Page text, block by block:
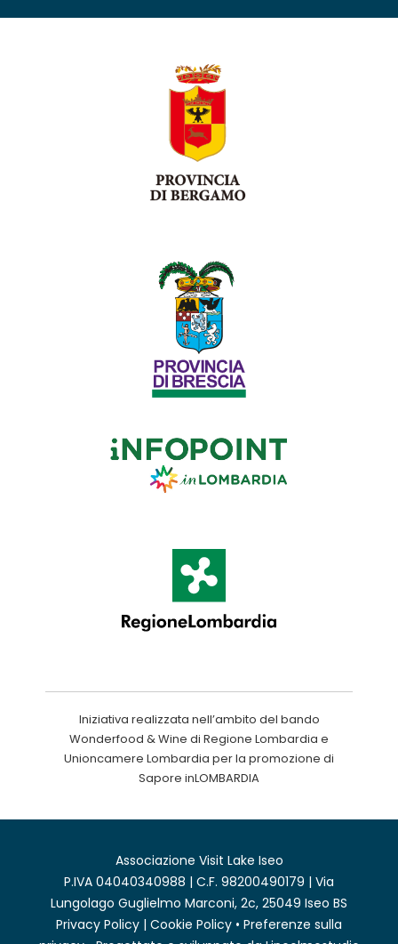
Iniziativa realizzata nell’ambito del bando
Wonderfood & Wine di Regione Lombardia e
Unioncamere Lombardia per la promozione di
Sapore inLOMBARDIA
Associazione Visit Lake Iseo
P.IVA 04040340988 | C.F. 98200490179 | Via
Lungolago Guglielmo Marconi, 2c, 25049 Iseo BS
Privacy Policy | Cookie Policy • Preferenze sulla